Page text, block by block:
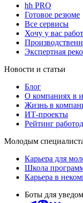
hh PRO
Готовое резюме
Все сервисы
Хочу у вас
Экспертная
Новости и статьи
Блог
О компаниях в
Жизнь в
ИТ-проекты
Рейтинг
Молодым
Карьера для
Школа
Карьера в
Боты для